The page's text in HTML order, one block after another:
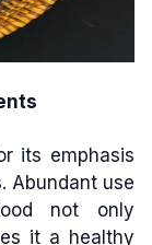
its emphasis
Abundant use
not only
it a healthy